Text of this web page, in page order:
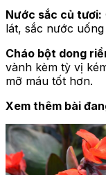
Nước sắc củ tươi:
lát, sắc nước
Cháo bột dong
vành kèm tỳ vị
mỡ máu tốt hơn.
Xem thêm bài